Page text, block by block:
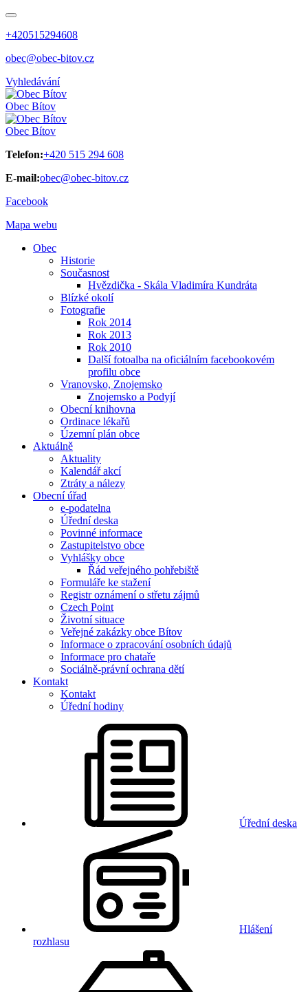
+420515294608
obec@obec-bitov.cz
Vyhledávání
Obec Bítov
Obec Bítov
Telefon:+420 515 294 608
E-mail:obec@obec-bitov.cz
Facebook
Mapa webu
Obec
Historie
Současnost
Hvězdička - Skála Vladimíra Kundráta
Blízké okolí
Fotografie
Rok 2014
Rok 2013
Rok 2010
Další fotoalba na oficiálním facebookovém
profilu obce
Vranovsko, Znojemsko
Znojemsko a Podyjí
Obecní knihovna
Ordinace lékařů
Územní plán obce
Aktuálně
Aktuality
Kalendář akcí
Ztráty a nálezy
Obecní úřad
e-podatelna
Úřední deska
Povinné informace
Zastupitelstvo obce
Vyhlášky obce
Řád veřejného pohřebiště
Formuláře ke stažení
Registr oznámení o střetu zájmů
Czech Point
Životní situace
Veřejné zakázky obce Bítov
Informace o zpracování osobních údajů
Informace pro chataře
Sociálně-právní ochrana dětí
Kontakt
Kontakt
Úřední hodiny
Úřední deska
Hlášení
rozhlasu